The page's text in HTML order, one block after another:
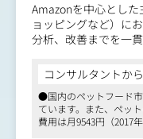
Amazonを中心とした
ョッピングなど）に
分析、改善までを一
【具体的な業務内容】
■EC事業戦略・計画立
・ECモールチャネル
（販促、広告、価格
・SKUごとの予算策
コンサルタントか
●国内のペットフード
ています。また、ペッ
費用は月9543円（2017